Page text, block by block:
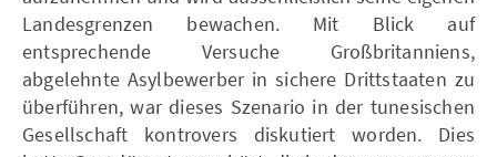
Landesgrenzen bewachen. Mit Blick auf
entsprechende Versuche Großbritanniens,
abgelehnte Asylbewerber in sichere Drittstaaten zu
überführen, war dieses Szenario in der tunesischen
Gesellschaft kontrovers diskutiert worden. Dies